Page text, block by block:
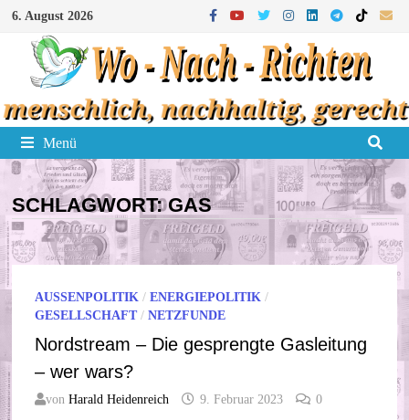
Zum
Inhalt
springen
6. August 2026
Menü
SCHLAGWORT:GAS
AUSSENPOLITIK /ENERGIEPOLITIK /
GESELLSCHAFT/NETZFUNDE
Nordstream – Die gesprengte Gasleitung
– wer wars?
vonHarald Heidenreich 9. Februar 2023 0